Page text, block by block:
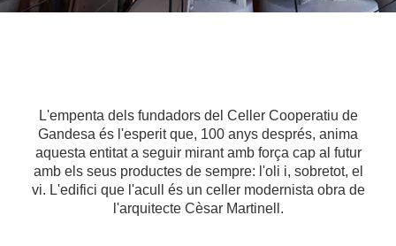
L'empenta dels fundadors del Celler Cooperatiu de
Gandesa és l'esperit que, 100 anys després, anima
aquesta entitat a seguir mirant amb força cap al futur
amb els seus productes de sempre: l'oli i, sobretot, el
vi. L'edifici que l'acull és un celler modernista obra de
l'arquitecte Cèsar Martinell.